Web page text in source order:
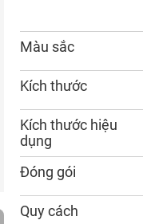
Màu sắc
Kích thước
Kích thước hiệu
dụng
Đóng gói
Quy cách